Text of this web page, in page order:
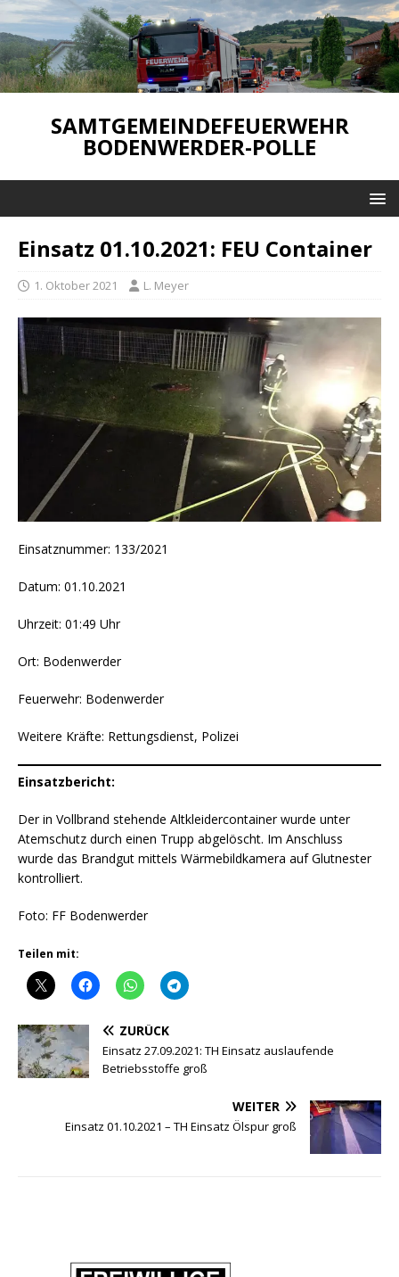
SAMTGEMEINDEFEUERWEHR
BODENWERDER-POLLE
Einsatz 01.10.2021: FEU Container
1. Oktober 2021 L. Meyer
Einsatznummer: 133/2021
Datum: 01.10.2021
Uhrzeit: 01:49 Uhr
Ort: Bodenwerder
Feuerwehr: Bodenwerder
Weitere Kräfte: Rettungsdienst, Polizei
Einsatzbericht:
Der in Vollbrand stehende Altkleidercontainer wurde unter
Atemschutz durch einen Trupp abgelöscht. Im Anschluss
wurde das Brandgut mittels Wärmebildkamera auf Glutnester
kontrolliert.
Foto: FF Bodenwerder
Teilen mit:
ZURÜCK
Einsatz 27.09.2021: TH Einsatz auslaufende
Betriebsstoffe groß
WEITER
Einsatz 01.10.2021 – TH Einsatz Ölspur groß